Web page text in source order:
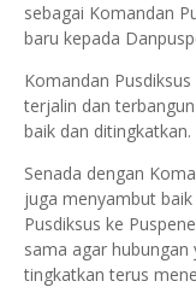
sebagai Komandan
baru kepada
Komandan
terjalin dan
baik dan ditingkatkan.
Senada dengan
juga menyambut
Pusdiksus ke
sama agar
tingkatkan terus